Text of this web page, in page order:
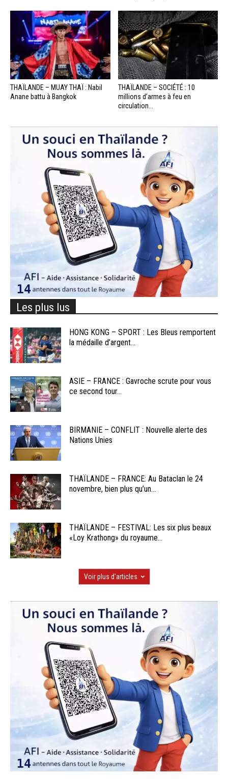
THAÏLANDE – MUAY THAÏ : Nabil
Anane battu à Bangkok
THAÏLANDE – SOCIÉTÉ : 10
millions d’armes à feu en
circulation...
Les plus lus
HONG KONG – SPORT : Les Bleus remportent
la médaille d’argent...
ASIE – FRANCE : Gavroche scrute pour vous
ce second tour...
BIRMANIE – CONFLIT : Nouvelle alerte des
Nations Unies
THAÏLANDE – FRANCE: Au Bataclan le 24
novembre, bien plus qu’un...
THAÏLANDE – FESTIVAL: Les six plus beaux
«Loy Krathong» du royaume...
Voir plus d'articles